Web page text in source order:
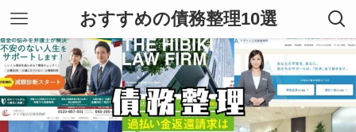
おすすめの債務整理10選